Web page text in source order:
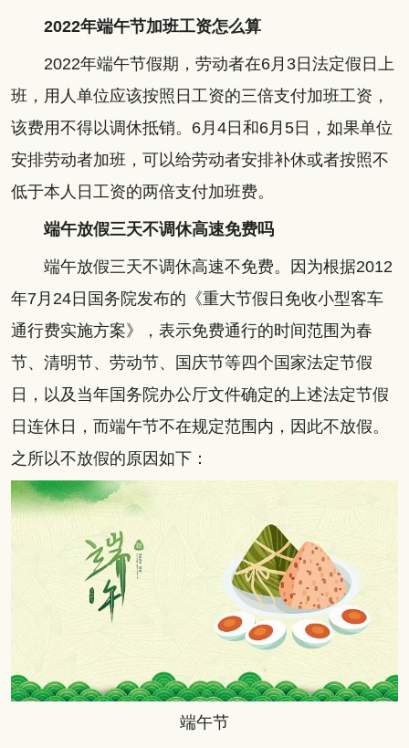
2022年端午节加班工资怎么算
2022年端午节假期，劳动者在6月3日法定假日上
班，用人单位应该按照日工资的三倍支付加班工资，
该费用不得以调休抵销。6月4日和6月5日，如果单位
安排劳动者加班，可以给劳动者安排补休或者按照不
低于本人日工资的两倍支付加班费。
端午放假三天不调休高速免费吗
端午放假三天不调休高速不免费。因为根据2012
年7月24日国务院发布的《重大节假日免收小型客车
通行费实施方案》，表示免费通行的时间范围为春
节、清明节、劳动节、国庆节等四个国家法定节假
日，以及当年国务院办公厅文件确定的上述法定节假
日连休日，而端午节不在规定范围内，因此不放假。
之所以不放假的原因如下：
端午节